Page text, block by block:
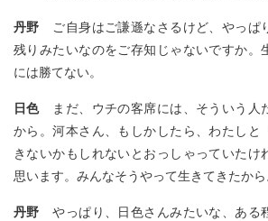
丹野 ご自身はご謙遜なさるけど、やっぱ
残りみたいなのをご存知じゃないですか。
には勝てない。
日色まだ、ウチの客席には、そういう人
から。河本さん、もしかしたら、わたしと
きないかもしれないとおっしゃっていたけ
思います。みんなそうやって生きてきたから
丹野 やっぱり、日色さんみたいな、ある